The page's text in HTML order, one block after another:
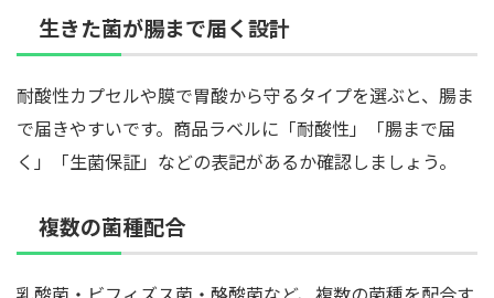
生きた菌が腸まで届く設計
耐酸性カプセルや膜で胃酸から守るタイプを選ぶと、腸ま
で届きやすいです。商品ラベルに「耐酸性」「腸まで届
く」「生菌保証」などの表記があるか確認しましょう。
複数の菌種配合